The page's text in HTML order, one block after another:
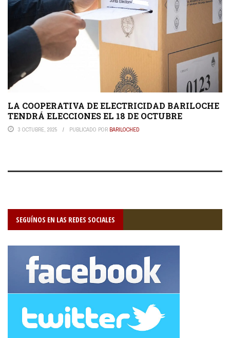
LA COOPERATIVA DE ELECTRICIDAD BARILOCHE
TENDRÁ ELECCIONES EL 18 DE OCTUBRE
3 OCTUBRE, 2025 PUBLICADO POR BARILOCHED
SEGUÍNOS EN LAS REDES SOCIALES